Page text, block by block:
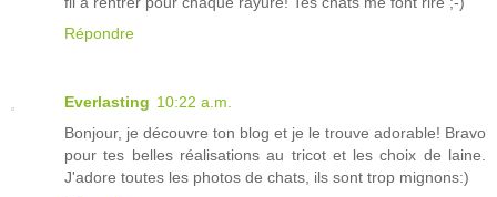
Répondre
Everlasting 10:22 a.m.
Bonjour, je découvre ton blog et je le trouve adorable! Bravo
pour tes belles réalisations au tricot et les choix de laine.
J'adore toutes les photos de chats, ils sont trop mignons:)